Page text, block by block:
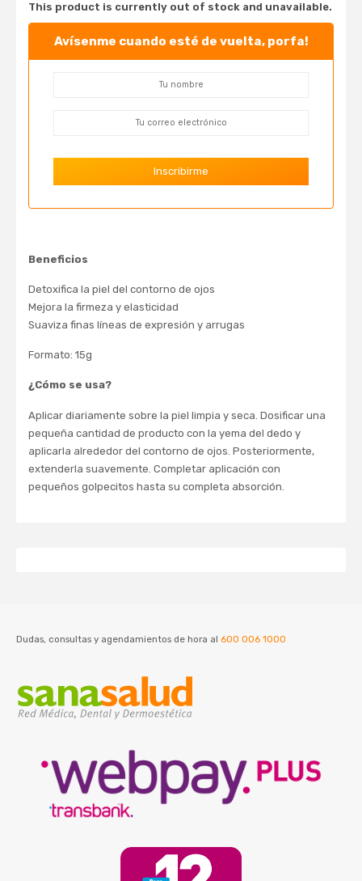
This product is currently out of stock and unavailable.
Avísenme cuando esté de vuelta, porfa!
Beneficios
Detoxifica la piel del contorno de ojos
Mejora la firmeza y elasticidad
Suaviza finas líneas de expresión y arrugas
Formato: 15g
¿Cómo se usa?
Aplicar diariamente sobre la piel limpia y seca. Dosificar una
pequeña cantidad de producto con la yema del dedo y
aplicarla alrededor del contorno de ojos. Posteriormente,
extenderla suavemente. Completar aplicación con
pequeños golpecitos hasta su completa absorción.
Dudas, consultas y agendamientos de hora al 600 006 1000